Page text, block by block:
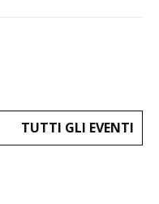
TUTTI GLI EVENTI